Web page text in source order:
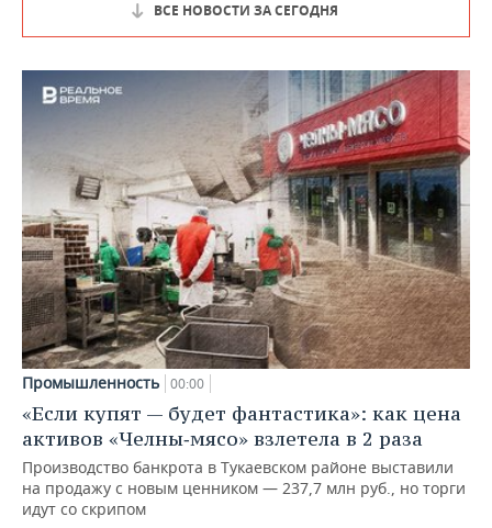
ВСЕ НОВОСТИ ЗА СЕГОДНЯ
Промышленность 00:00
«Если купят — будет фантастика»: как цена
активов «Челны‑мясо» взлетела в 2 раза
Производство банкрота в Тукаевском районе выставили
на продажу с новым ценником — 237,7 млн руб., но торги
идут со скрипом